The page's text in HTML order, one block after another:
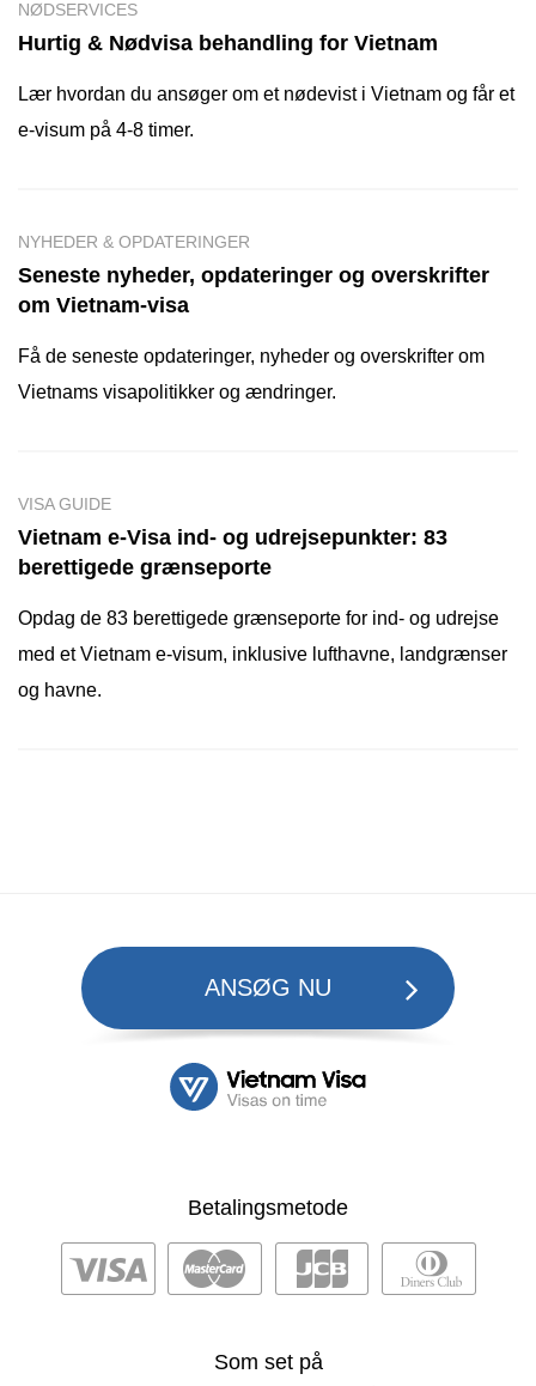
NØDSERVICES
Hurtig & Nødvisa behandling for Vietnam
Lær hvordan du ansøger om et nødevist i Vietnam og får et
e-visum på 4-8 timer.
NYHEDER & OPDATERINGER
Seneste nyheder, opdateringer og overskrifter
om Vietnam-visa
Få de seneste opdateringer, nyheder og overskrifter om
Vietnams visapolitikker og ændringer.
VISA GUIDE
Vietnam e-Visa ind- og udrejsepunkter: 83
berettigede grænseporte
Opdag de 83 berettigede grænseporte for ind- og udrejse
med et Vietnam e-visum, inklusive lufthavne, landgrænser
og havne.
ANSØG NU
Betalingsmetode
Som set på